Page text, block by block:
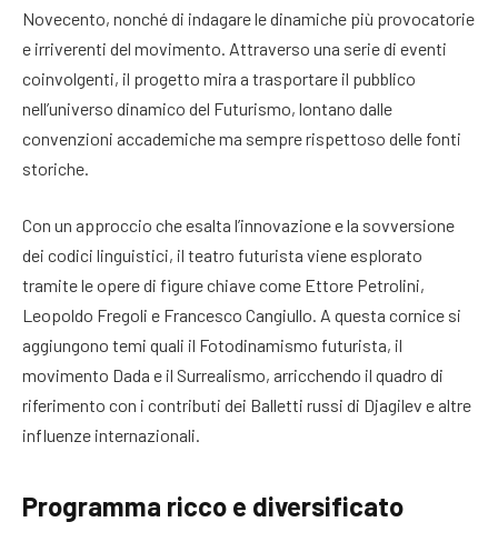
Novecento, nonché di indagare le dinamiche più provocatorie
e irriverenti del movimento. Attraverso una serie di eventi
coinvolgenti, il progetto mira a trasportare il pubblico
nell’universo dinamico del Futurismo, lontano dalle
convenzioni accademiche ma sempre rispettoso delle fonti
storiche.
Con un approccio che esalta l’innovazione e la sovversione
dei codici linguistici, il teatro futurista viene esplorato
tramite le opere di figure chiave come Ettore Petrolini,
Leopoldo Fregoli e Francesco Cangiullo. A questa cornice si
aggiungono temi quali il Fotodinamismo futurista, il
movimento Dada e il Surrealismo, arricchendo il quadro di
riferimento con i contributi dei Balletti russi di Djagilev e altre
influenze internazionali.
Programma ricco e diversificato